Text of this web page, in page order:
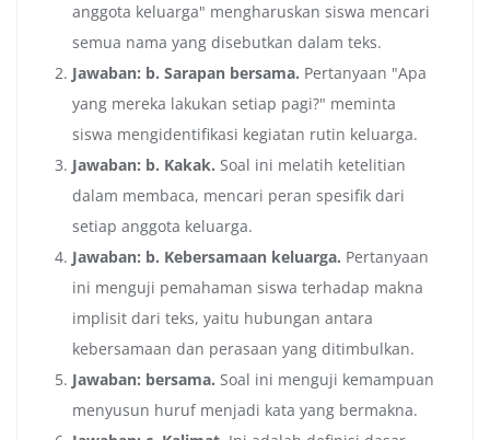
anggota keluarga" mengharuskan siswa mencari
semua nama yang disebutkan dalam teks.
Jawaban: b. Sarapan bersama. Pertanyaan "Apa
yang mereka lakukan setiap pagi?" meminta
siswa mengidentifikasi kegiatan rutin keluarga.
Jawaban: b. Kakak. Soal ini melatih ketelitian
dalam membaca, mencari peran spesifik dari
setiap anggota keluarga.
Jawaban: b. Kebersamaan keluarga. Pertanyaan
ini menguji pemahaman siswa terhadap makna
implisit dari teks, yaitu hubungan antara
kebersamaan dan perasaan yang ditimbulkan.
Jawaban: bersama. Soal ini menguji kemampuan
menyusun huruf menjadi kata yang bermakna.